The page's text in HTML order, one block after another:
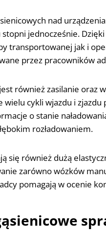
nad
jednocześnie.
transportowanej jak i
przez pracowników
również zasilanie oraz
cykli wjazdu i
o stanie
rozładowaniem.
się również dużą
zarówno wózków
pomagają w ocenie